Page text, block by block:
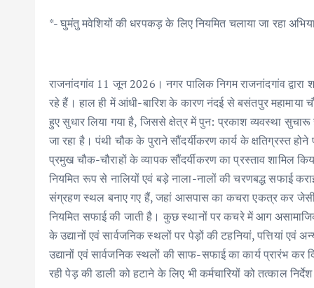
*- घुमंतु मवेशियों की धरपकड़ के लिए नियमित चलाया जा रहा
राजनांदगांव 11 जून 2026। नगर पालिक निगम राजनांदगांव
रहे हैं। हाल ही में आंधी-बारिश के कारण नंदई से बसंतपुर महामाया
हुए सुधार लिया गया है, जिससे क्षेत्र में पुन: प्रकाश व्यवस्था सुचारू
जा रहा है। पंथी चौक के पुराने सौंदर्यीकरण कार्य के क्षतिग्रस्त
प्रमुख चौक-चौराहों के व्यापक सौंदर्यीकरण का प्रस्ताव शामिल
नियमित रूप से नालियों एवं बड़े नाला-नालों की चरणबद्ध सफाई
संग्रहण स्थल बनाए गए हैं, जहां आसपास का कचरा एकत्र कर
नियमित सफाई की जाती है। कुछ स्थानों पर कचरे में आग
के उद्यानों एवं सार्वजनिक स्थलों पर पेड़ों की टहनियां, पत्तियां एवं
उद्यानों एवं सार्वजनिक स्थलों की साफ-सफाई का कार्य प्रारंभ
रही पेड़ की डाली को हटाने के लिए भी कर्मचारियों को तत्काल निर्देश